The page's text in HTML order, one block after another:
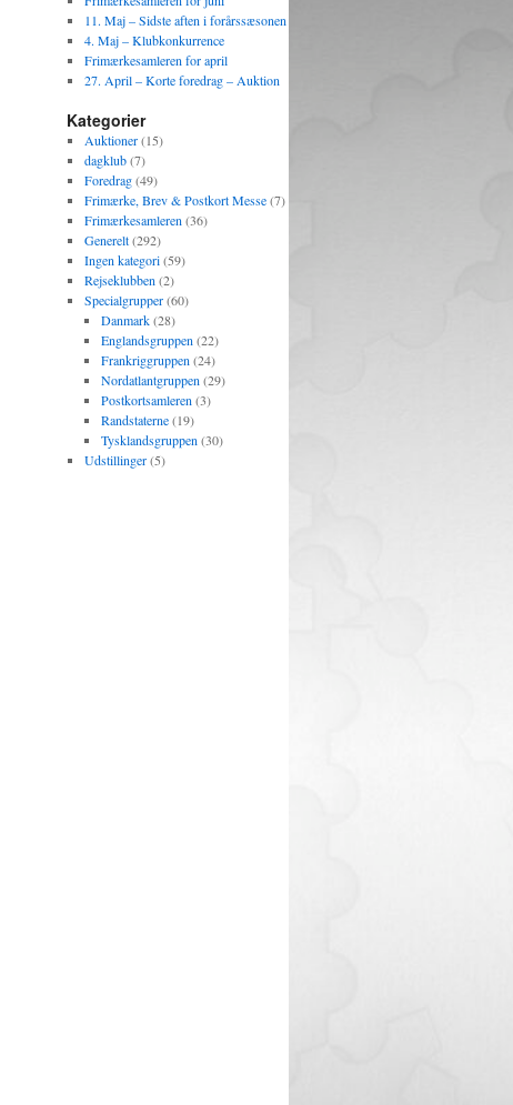
11. Maj – Sidste aften i forårssæsonen
4. Maj – Klubkonkurrence
Frimærkesamleren for april
27. April – Korte foredrag – Auktion
Kategorier
Auktioner(15)
dagklub(7)
Foredrag(49)
Frimærke, Brev & Postkort Messe(7)
Frimærkesamleren (36)
Generelt(292)
Ingen kategori(59)
Rejseklubben (2)
Specialgrupper(60)
Danmark(28)
Englandsgruppen (22)
Frankriggruppen (24)
Nordatlantgruppen (29)
Postkortsamleren (3)
Randstaterne(19)
Tysklandsgruppen (30)
Udstillinger(5)